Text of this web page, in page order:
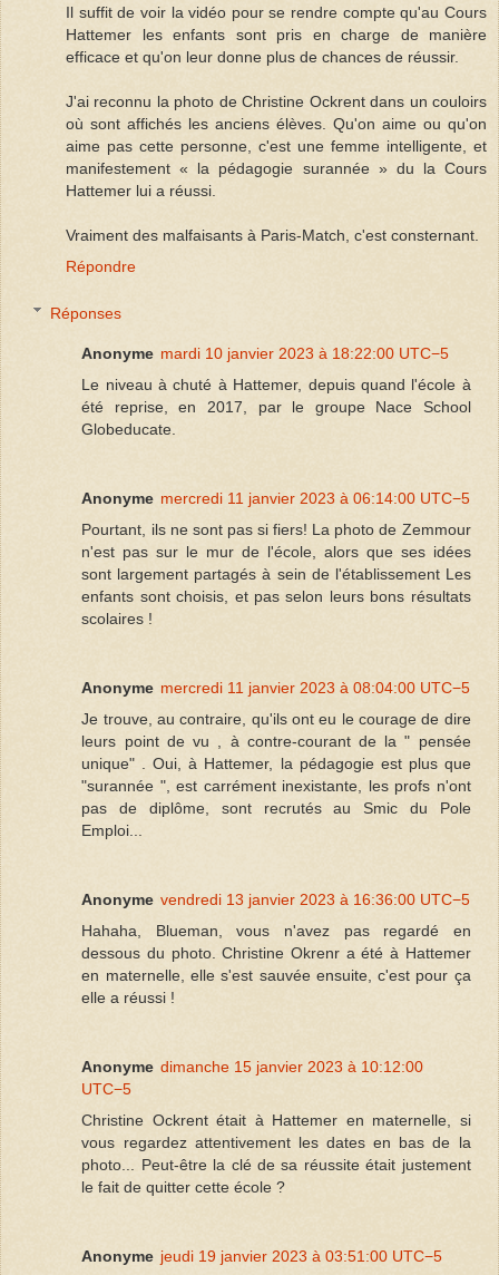
Il suffit de voir la vidéo pour se rendre compte qu'au Cours
Hattemer les enfants sont pris en charge de manière
efficace et qu'on leur donne plus de chances de réussir.
J'ai reconnu la photo de Christine Ockrent dans un couloirs
où sont affichés les anciens élèves. Qu'on aime ou qu'on
aime pas cette personne, c'est une femme intelligente, et
manifestement « la pédagogie surannée » du la Cours
Hattemer lui a réussi.
Vraiment des malfaisants à Paris-Match, c'est consternant.
Répondre
Réponses
Anonyme mardi 10 janvier 2023 à 18:22:00 UTC−5
Le niveau à chuté à Hattemer, depuis quand l'école à
été reprise, en 2017, par le groupe Nace School
Globeducate.
Anonyme mercredi 11 janvier 2023 à 06:14:00 UTC−5
Pourtant, ils ne sont pas si fiers! La photo de Zemmour
n'est pas sur le mur de l'école, alors que ses idées
sont largement partagés à sein de l'établissement Les
enfants sont choisis, et pas selon leurs bons résultats
scolaires !
Anonyme mercredi 11 janvier 2023 à 08:04:00 UTC−5
Je trouve, au contraire, qu'ils ont eu le courage de dire
leurs point de vu , à contre-courant de la " pensée
unique" . Oui, à Hattemer, la pédagogie est plus que
"surannée ", est carrément inexistante, les profs n'ont
pas de diplôme, sont recrutés au Smic du Pole
Emploi...
Anonyme vendredi 13 janvier 2023 à 16:36:00 UTC−5
Hahaha, Blueman, vous n'avez pas regardé en
dessous du photo. Christine Okrenr a été à Hattemer
en maternelle, elle s'est sauvée ensuite, c'est pour ça
elle a réussi !
Anonyme dimanche 15 janvier 2023 à 10:12:00
UTC−5
Christine Ockrent était à Hattemer en maternelle, si
vous regardez attentivement les dates en bas de la
photo... Peut-être la clé de sa réussite était justement
le fait de quitter cette école ?
Anonyme jeudi 19 janvier 2023 à 03:51:00 UTC−5